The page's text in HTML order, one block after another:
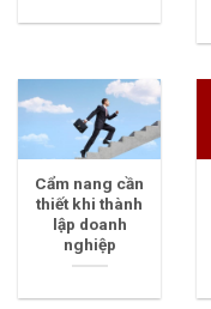
Cẩm nang cần
thiết khi thành
lập doanh
nghiệp